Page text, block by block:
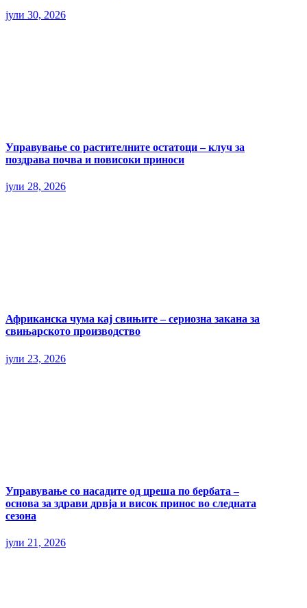
јули 30, 2026
Управување со растителните остатоци – клуч за
поздрава почва и повисоки приноси
јули 28, 2026
Африканска чума кај свињите – сериозна закана за
свињарското производство
јули 23, 2026
Управување со насадите од цреша по бербата –
основа за здрави дрвја и висок принос во следната
сезона
јули 21, 2026